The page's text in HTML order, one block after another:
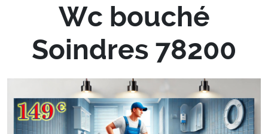
Wc bouché
Soindres 78200